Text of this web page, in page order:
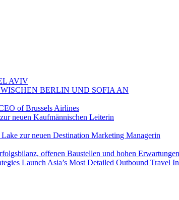
AVIV
BERLIN UND SOFIA AN
of Brussels Airlines
neuen Kaufmännischen Leiterin
zur neuen Destination Marketing Managerin
offenen Baustellen und hohen Erwartungen
Launch Asia’s Most Detailed Outbound Travel